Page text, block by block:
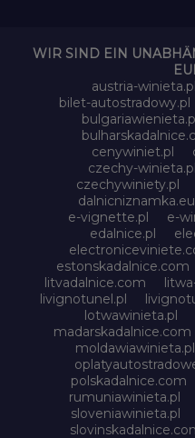
WIR SIND EIN
austria-winieta.pl
bilet-autostradowy.pl
cenywiniet.pl
czechy-winieta.pl
czechywiniety.pl
dalnicniznamka.eu
e-vignette.pl
e-
edalnice.pl
estonskadalnice.com
litvadalnice.com
livignotunel.pl
lotwawinieta.pl
madarskadalnice.com
moldawiawinieta.pl
polskadalnice.com
rumuniawinieta.pl
sloveniawinieta.pl